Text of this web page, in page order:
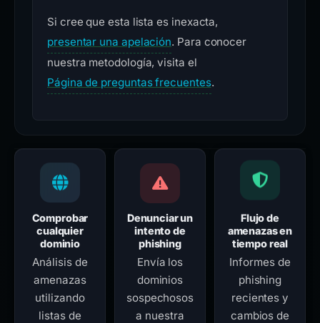
Si cree que esta lista es inexacta,
presentar una apelación. Para conocer
nuestra metodología, visita el
Página de preguntas frecuentes.
Comprobar
cualquier
dominio
Análisis de
amenazas
utilizando
listas de
Denunciar un
intento de
phishing
Envía los
dominios
sospechosos
a nuestra
Flujo de
amenazas en
tiempo real
Informes de
phishing
recientes y
cambios de